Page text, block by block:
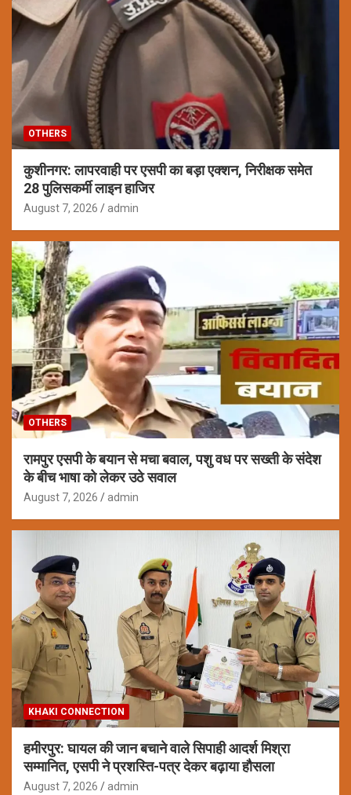
OTHERS
कुशीनगर: लापरवाही पर एसपी का बड़ा एक्शन, निरीक्षक समेत
28 पुलिसकर्मी लाइन हाजिर
August 7, 2026 admin
OTHERS
रामपुर एसपी के बयान से मचा बवाल, पशु वध पर सख्ती के संदेश
के बीच भाषा को लेकर उठे सवाल
August 7, 2026 admin
KHAKI CONNECTION
हमीरपुर: घायल की जान बचाने वाले सिपाही आदर्श मिश्रा
सम्मानित, एसपी ने प्रशस्ति-पत्र देकर बढ़ाया हौसला
August 7, 2026 admin